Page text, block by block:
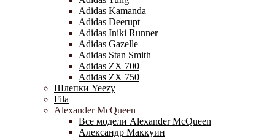
Adidas Kamanda
Adidas Deerupt
Adidas Iniki Runner
Adidas Gazelle
Adidas Stan Smith
Adidas ZX 700
Adidas ZX 750
Шлепки Yeezy
Fila
Alexander McQueen
Все модели Alexander McQueen
Александр Маккуин